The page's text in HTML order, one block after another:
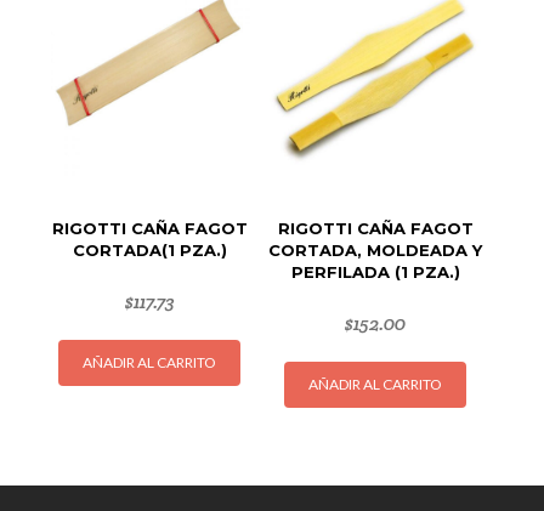
elegir
en
producto
RIGOTTI CAÑA FAGOT
CORTADA(1 PZA.)
$117.73
AÑADIR AL CARRITO
RIGOTTI CAÑA FAGOT
CORTADA, MOLDEADA Y
PERFILADA (1 PZA.)
$152.00
AÑADIR AL CARRITO